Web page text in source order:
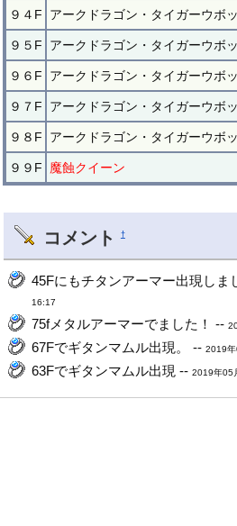
９４F アークドラゴン・タイガーウボ
９５F アークドラゴン・タイガーウボ
９６F アークドラゴン・タイガーウボ
９７F アークドラゴン・タイガーウボ
９８F アークドラゴン・タイガーウボ
９９F 魔蝕クイーン
コメント †
45Fにもチタンアーマー出現しま
16:17
75fメタルアーマーでました！ --
67Fでギタンマムル出現。 --2019
63Fでギタンマムル出現 --2019年05